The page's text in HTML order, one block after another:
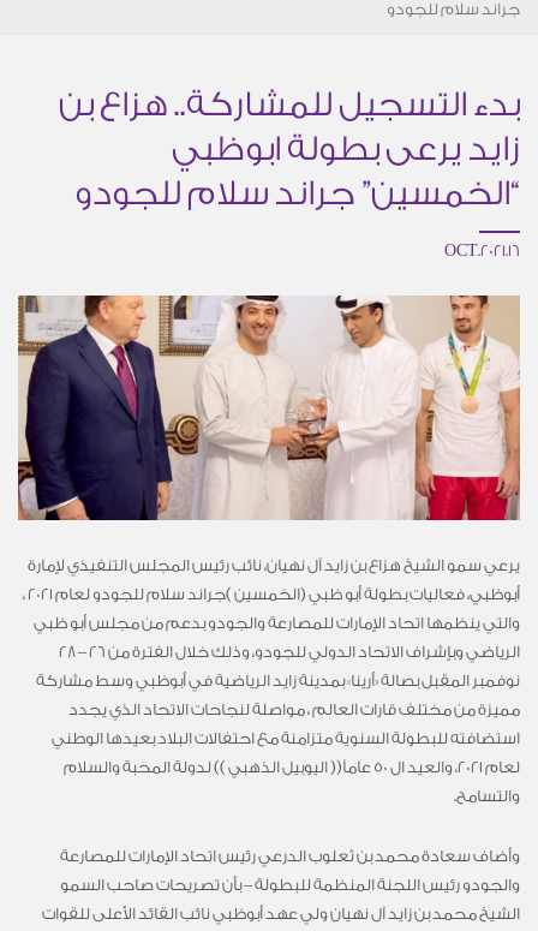
جراند سلام للجودو
بدء التسجيل للمشاركة.. هزاع بن
زايد يرعى بطولة ابوظبي
“الخمسين” جراند سلام للجودو
16.OCT.2021
يرعي سمو الشيخ هزاع بن زايد آل نهيان، نائب رئيس المجلس التنفيذي لإمارة
أبوظبي، فعاليات بطولة أبو ظبي (الخمسين )جراند سلام للجودو لعام 2021 ،
والتي ينظمها اتحاد الإمارات للمصارعة والجودو بدعم من مجلس أبو ظبي
الرياضي وبإشراف الاتحاد الدولي للجودو، وذلك خلال الفترة من 26 – 28
نوفمبر المقبل بصالة «أرينا» بمدينة زايد الرياضية في أبوظبي وسط مشاركة
مميزة من مختلف قارات العالم ، مواصلة لنجاحات الاتحاد الذي يجدد
استضافته للبطولة السنوية متزامنة مع احتفالات البلاد بعيدها الوطني
لعام 2021، والعيد ال 50 عاماً(( اليوبيل الذهبي )) لدولة المحبة والسلام
والتسامح.
وأضاف سعادة محمد بن ثعلوب الدرعي رئيس اتحاد الإمارات للمصارعة
والجودو رئيس اللجنة المنظمة للبطولة – بأن تصريحات صاحب السمو
الشيخ محمد بن زايد آل نهيان ولي عهد أبوظبي نائب القائد الأعلى للقوات